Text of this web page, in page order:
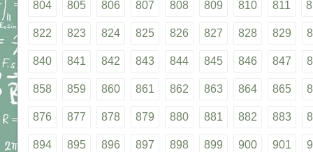
804 805 806 807 808 809 810 811
822 823 824 825 826 827 828 829
840 841 842 843 844 845 846 847
858 859 860 861 862 863 864 865
876 877 878 879 880 881 882 883
894 895 896 897 898 899 900 901